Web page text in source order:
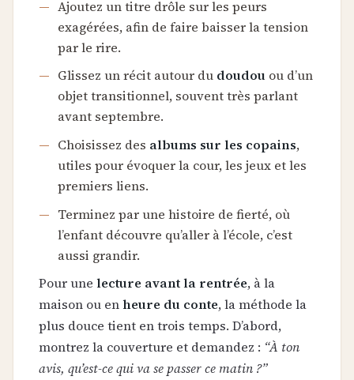
Ajoutez un titre drôle sur les peurs
exagérées, afin de faire baisser la tension
par le rire.
Glissez un récit autour du doudou ou d’un
objet transitionnel, souvent très parlant
avant septembre.
Choisissez des albums sur les copains,
utiles pour évoquer la cour, les jeux et les
premiers liens.
Terminez par une histoire de fierté, où
l’enfant découvre qu’aller à l’école, c’est
aussi grandir.
Pour une lecture avant la rentrée, à la
maison ou enheure du conte, la méthode la
plus douce tient en trois temps. D’abord,
montrez la couverture et demandez : “À ton
avis, qu’est-ce qui va se passer ce matin ?”